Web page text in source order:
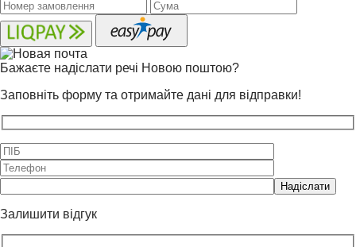
Бажаєте надіслати речі Новою поштою?
Заповніть форму та отримайте дані для відправки!
leave
this
Залишити відгук